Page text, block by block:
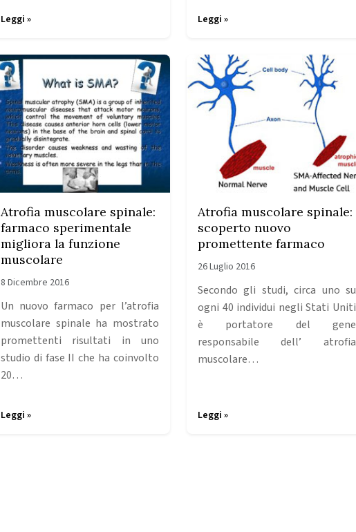
Leggi » Leggi »
Atrofia muscolare spinale:
farmaco sperimentale
migliora la funzione
muscolare
8 Dicembre 2016
Un nuovo farmaco per l’atrofia
muscolare spinale ha mostrato
promettenti risultati in uno
studio di fase II che ha coinvolto
20…
Leggi »
Atrofia muscolare spinale:
scoperto nuovo
promettente farmaco
26 Luglio 2016
Secondo gli studi, circa uno su
ogni 40 individui negli Stati Uniti
è portatore del gene
responsabile dell’ atrofia
muscolare…
Leggi »